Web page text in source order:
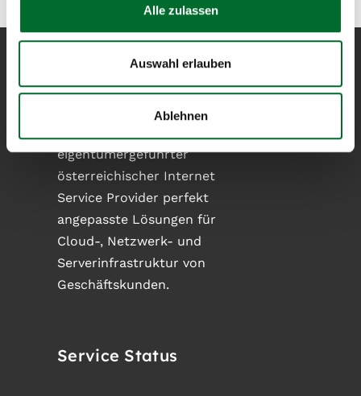
Alle zulassen
Auswahl erlauben
Ablehnen
next layer
eigentümergeführter
österreichischer Internet
Service Provider perfekt
angepasste Lösungen für
Cloud-, Netzwerk- und
Serverinfrastruktur von
Geschäftskunden.
Service Status